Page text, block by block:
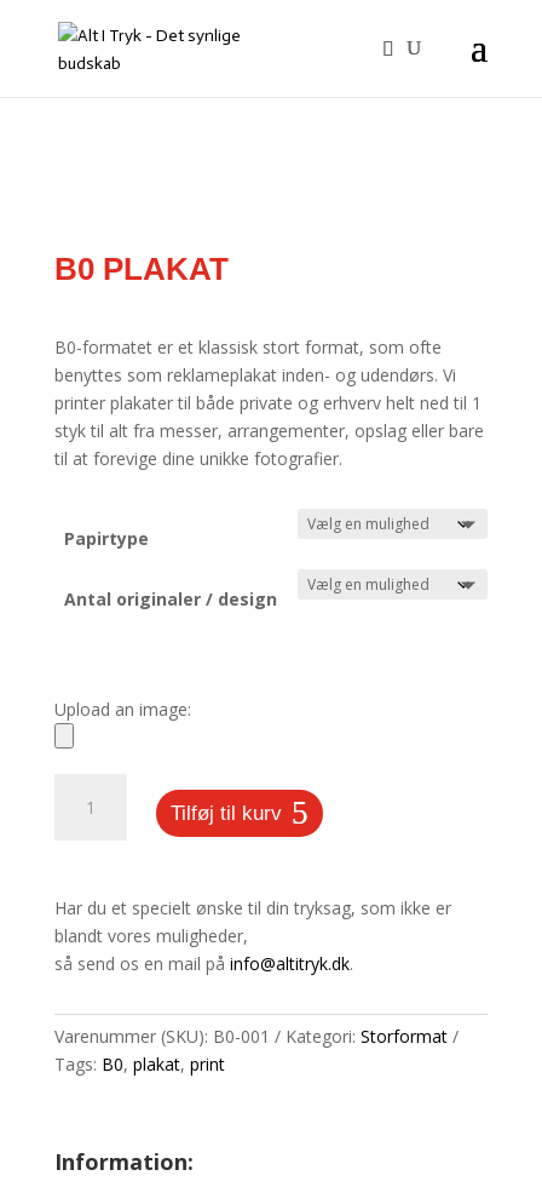
B0 PLAKAT
B0-formatet er et klassisk stort format, som ofte
benyttes som reklameplakat inden- og udendørs. Vi
printer plakater til både private og erhverv helt ned til 1
styk til alt fra messer, arrangementer, opslag eller bare
til at forevige dine unikke fotografier.
Papirtype
Antal originaler / design
Upload an image:
plakat
Tilføj til kurv
Har du et specielt ønske til din tryksag, som ikke er
blandt vores muligheder,
så send os en mail på info@altitryk.dk.
Varenummer (SKU): B0-001 Kategori: Storformat
Tags: B0, plakat, print
Information: